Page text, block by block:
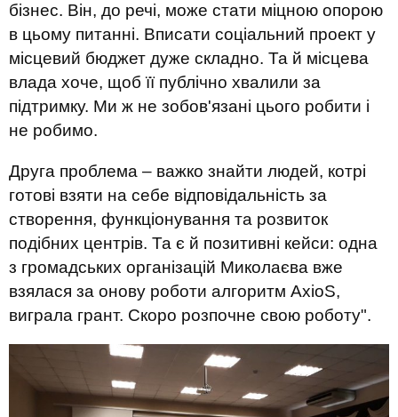
бізнес. Він, до речі, може стати міцною опорою
в цьому питанні. Вписати соціальний проект у
місцевий бюджет дуже складно. Та й місцева
влада хоче, щоб її публічно хвалили за
підтримку. Ми ж не зобов'язані цього робити і
не робимо.
Друга проблема – важко знайти людей, котрі
готові взяти на себе відповідальність за
створення, функціонування та розвиток
подібних центрів. Та є й позитивні кейси: одна
з громадських організацій Миколаєва вже
взялася за онову роботи алгоритм AxioS,
виграла грант. Скоро розпочне свою роботу".